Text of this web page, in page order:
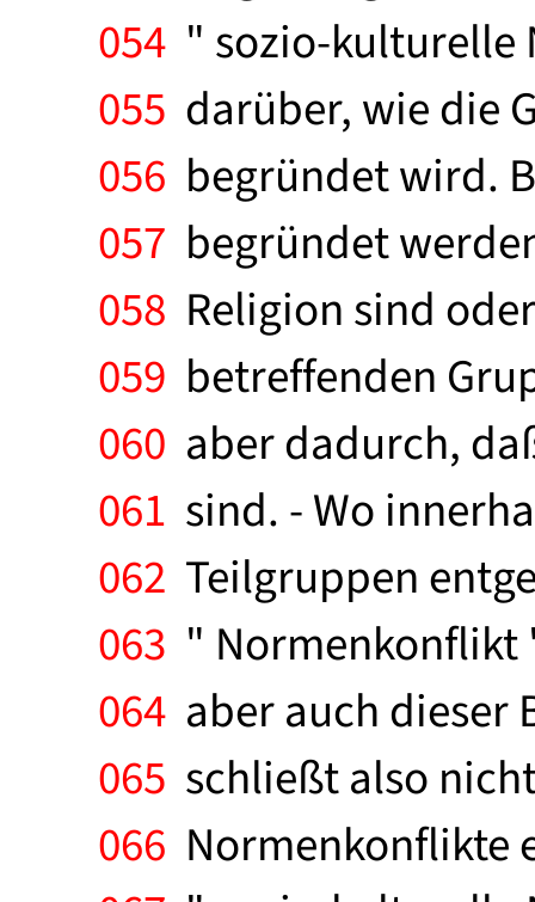
054 " sozio-kulturelle
055 darüber, wie die
056 begründet wird.
057 begründet
058 Religion sind
059 betreffenden
060 aber dadurch,
061 sind. - Wo
062 Teilgruppen
063 " Normenkonflikt
064 aber auch dieser
065 schließt also
066 Normenkonflikte